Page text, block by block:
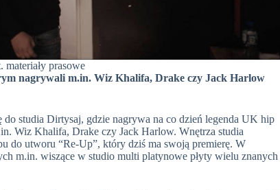
materiały prasowe
nagrywali m.in. Wiz Khalifa, Drake czy Jack Harlow
studia Dirtysaj, gdzie nagrywa na co dzień legenda UK hip
Wiz Khalifa, Drake czy Jack Harlow. Wnętrza studia
do utworu “Re-Up”, który dziś ma swoją premierę. W
m.in. wiszące w studio multi platynowe płyty wielu znanych